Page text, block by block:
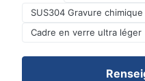
SUS304 Gravure
Cadre en verre ultra léger